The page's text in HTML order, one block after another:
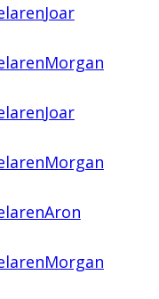
Joar
Morgan
Joar
Morgan
Aron
Morgan